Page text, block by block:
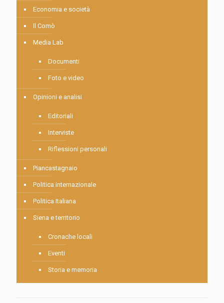
Economia e società
Il Comò
Media Lab
Documenti
Foto e video
Opinioni e analisi
Editoriali
Interviste
Riflessioni personali
Piancastagnaio
Politica internazionale
Politica Italiana
Siena e territorio
Cronache locali
Eventi
Storia e memoria